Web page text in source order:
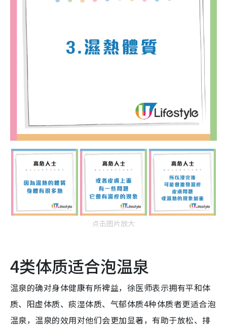
点击图片放大
4类体质适合泡温泉
温泉的确对身体健康有所裨益，徐医师表示拥有平和体
质、阳虚体质、痰湿体质、气郁体质4种体质者更适合泡
温泉，温泉的效用对他们会更加显著，有助于放松、排